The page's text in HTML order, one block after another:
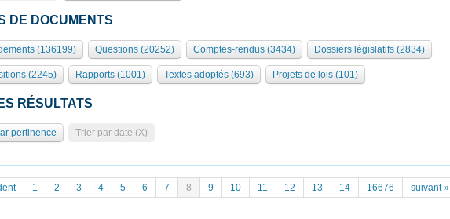
DE DOCUMENTS
(136199) Questions (20252) Comptes-rendus (3434) Dossiers législatifs (2834)
(2245) Rapports (1001) Textes adoptés (693) Projets de lois (101)
RÉSULTATS
pertinence Trier par date (X)
1 2 3 4 5 6 7 8 9 10 11 12 13 14 16676 suivant »